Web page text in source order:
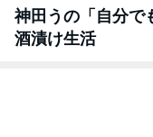
神田うの「自分で
酒漬け生活